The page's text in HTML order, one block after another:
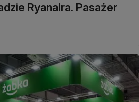
Ryanaira. Pasażer